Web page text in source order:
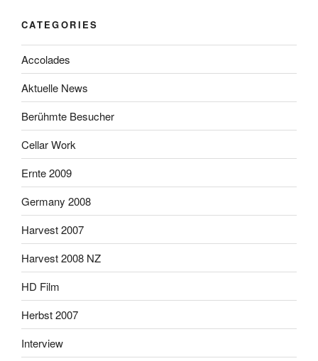
CATEGORIES
Accolades
Aktuelle News
Berühmte Besucher
Cellar Work
Ernte 2009
Germany 2008
Harvest 2007
Harvest 2008 NZ
HD Film
Herbst 2007
Interview